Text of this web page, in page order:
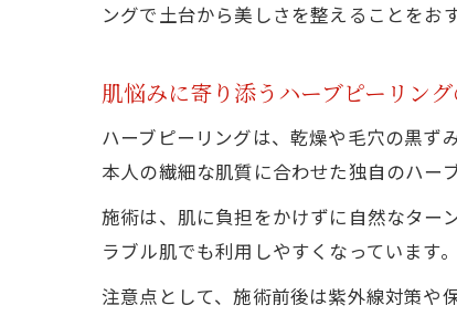
ングで土台から美しさを整えることをお
肌悩みに寄り添うハーブピーリン
ハーブピーリングは、乾燥や毛穴の黒ず
本人の繊細な肌質に合わせた独自のハー
施術は、肌に負担をかけずに自然なター
ラブル肌でも利用しやすくなっています
注意点として、施術前後は紫外線対策や